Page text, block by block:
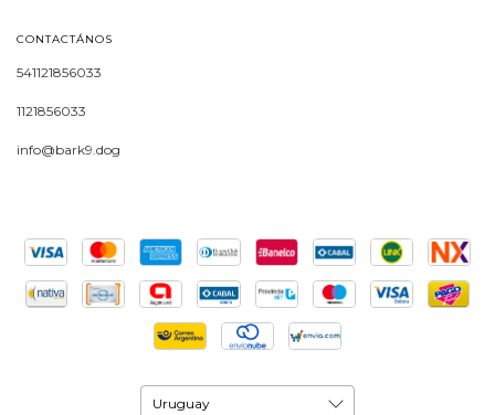
CONTACTÁNOS
541121856033
1121856033
info@bark9.dog